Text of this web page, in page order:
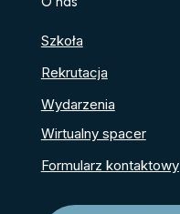
Szkoła
Rekrutacja
Wydarzenia
Wirtualny spacer
Formularz kontaktowy